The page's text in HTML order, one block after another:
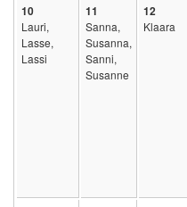
10
Lauri,
Lasse,
Lassi
11
Sanna,
Susanna,
Sanni,
Susanne
12
Klaara